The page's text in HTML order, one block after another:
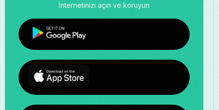
İnternetinizi açın ve koruyun